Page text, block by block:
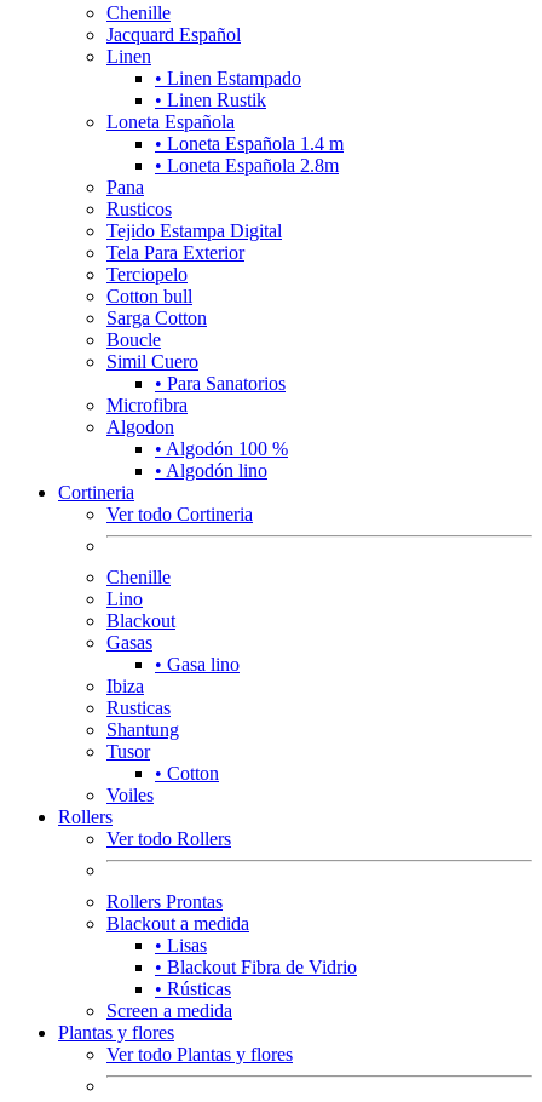
Chenille
Jacquard Español
Linen
• Linen Estampado
• Linen Rustik
Loneta Española
• Loneta Española 1.4 m
• Loneta Española 2.8m
Pana
Rusticos
Tejido Estampa Digital
Tela Para Exterior
Terciopelo
Cotton bull
Sarga Cotton
Boucle
Simil Cuero
• Para Sanatorios
Microfibra
Algodon
• Algodón 100 %
• Algodón lino
Cortineria
Ver todo Cortineria
Chenille
Lino
Blackout
Gasas
• Gasa lino
Ibiza
Rusticas
Shantung
Tusor
• Cotton
Voiles
Rollers
Ver todo Rollers
Rollers Prontas
Blackout a medida
• Lisas
• Blackout Fibra de Vidrio
• Rústicas
Screen a medida
Plantas y flores
Ver todo Plantas y flores